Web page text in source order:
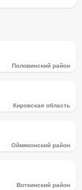
Половинский район
Кировская область
Оймяконский район
Воткинский район